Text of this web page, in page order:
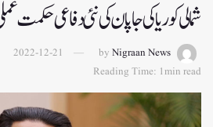
شمالی کوریا کی جاپان کی نئی دفاعی حکمت
by Nigraan News
2022-12-21
Reading Time: 1min read